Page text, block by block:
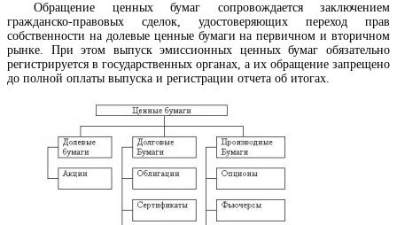
Обращение ценных бумаг сопровождается заключением
гражданско-правовых сделок, удостоверяющих переход прав
собственности на долевые ценные бумаги на первичном и вторичном
рынке. При этом выпуск эмиссионных ценных бумаг обязательно
регистрируется в государственных органах, а их обращение запрещено
до полной оплаты выпуска и регистрации отчета об итогах.